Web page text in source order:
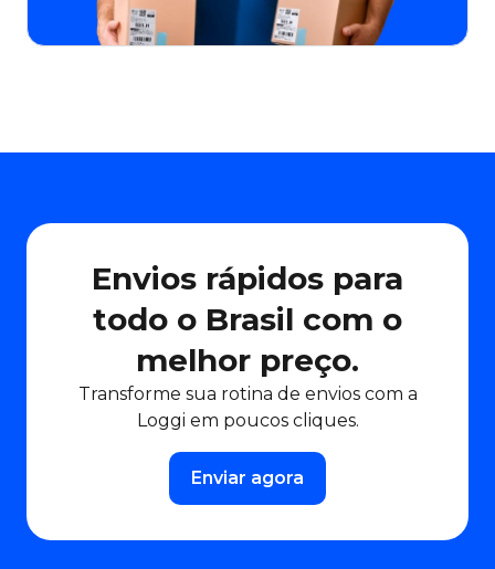
Envios rápidos para
todo o Brasil com o
melhor preço.
Transforme sua rotina de envios com a
Loggi em poucos cliques.
Enviar agora